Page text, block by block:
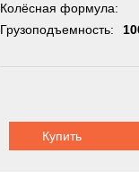
Колёсная формула:
Грузоподъемность:
Купить